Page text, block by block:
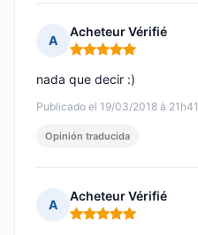
A
Acheteur Vérifié
Nota: 5 de 5
Publicado el 19/03/2018 à 21h41
nada que decir :)
Opinión traducida
A
Acheteur Vérifié
Nota: 5 de 5